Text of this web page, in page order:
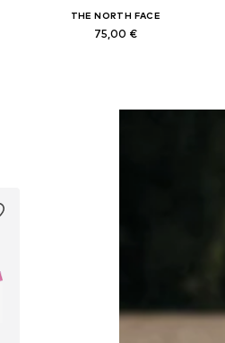
THE NORTH FACE
75,00 €